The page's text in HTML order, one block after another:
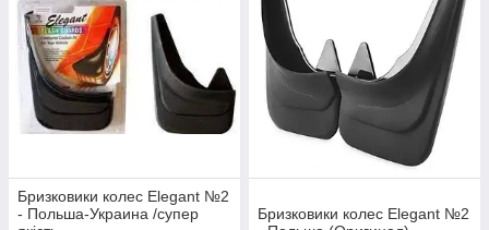
Бризковики колес Elegant №2
- Польша-Украина /супер
Бризковики колес Elegant №2